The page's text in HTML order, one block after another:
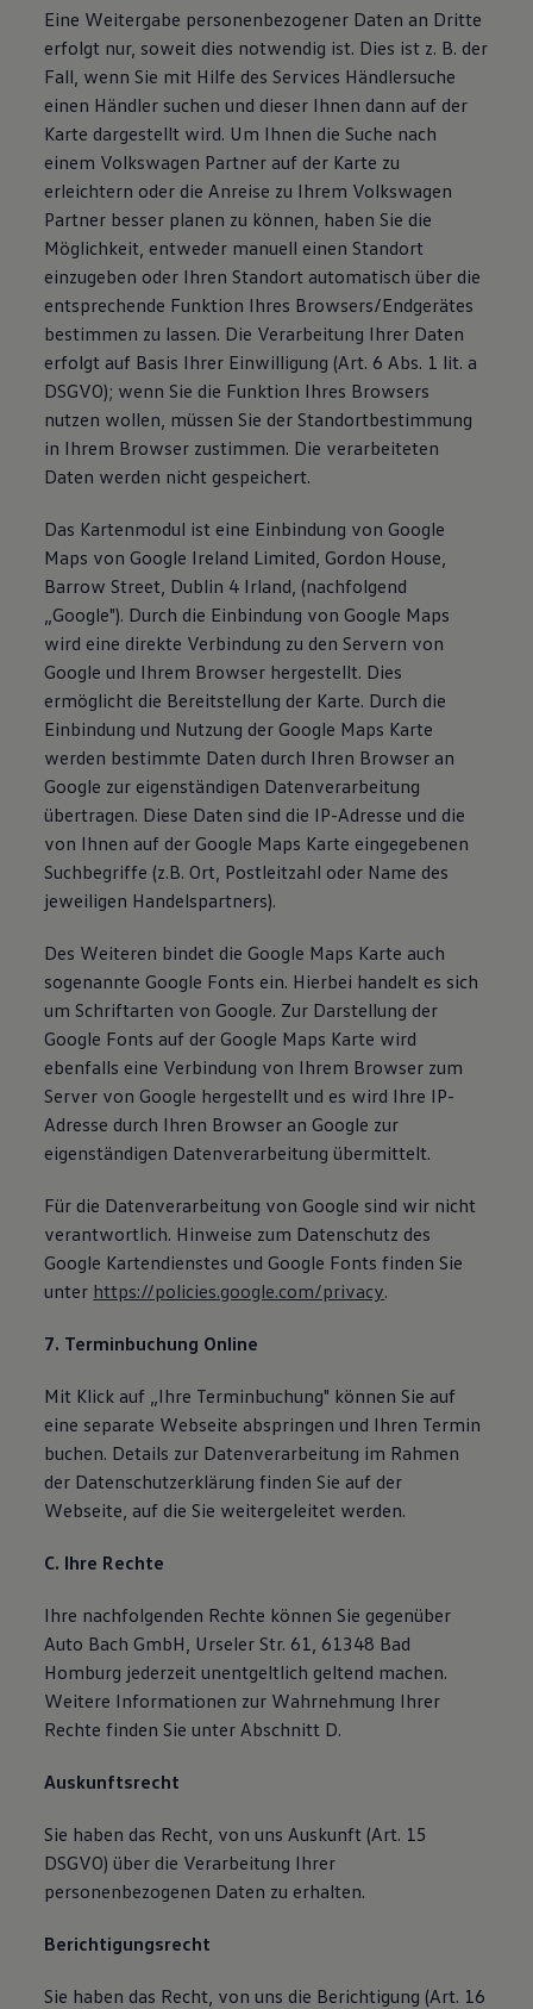
Eine Weitergabe personenbezogener Daten an Dritte
erfolgt nur, soweit dies notwendig ist. Dies ist z. B. der
Fall, wenn Sie mit Hilfe des Services Händlersuche
einen Händler suchen und dieser Ihnen dann auf der
Karte dargestellt wird. Um Ihnen die Suche nach
einem Volkswagen Partner auf der Karte zu
erleichtern oder die Anreise zu Ihrem Volkswagen
Partner besser planen zu können, haben Sie die
Möglichkeit, entweder manuell einen Standort
einzugeben oder Ihren Standort automatisch über die
entsprechende Funktion Ihres Browsers/Endgerätes
bestimmen zu lassen. Die Verarbeitung Ihrer Daten
erfolgt auf Basis Ihrer Einwilligung (Art. 6 Abs. 1 lit. a
DSGVO); wenn Sie die Funktion Ihres Browsers
nutzen wollen, müssen Sie der Standortbestimmung
in Ihrem Browser zustimmen. Die verarbeiteten
Daten werden nicht gespeichert.
Das Kartenmodul ist eine Einbindung von Google
Maps von Google Ireland Limited, Gordon House,
Barrow Street, Dublin 4 Irland, (nachfolgend
„Google"). Durch die Einbindung von Google Maps
wird eine direkte Verbindung zu den Servern von
Google und Ihrem Browser hergestellt. Dies
ermöglicht die Bereitstellung der Karte. Durch die
Einbindung und Nutzung der Google Maps Karte
werden bestimmte Daten durch Ihren Browser an
Google zur eigenständigen Datenverarbeitung
übertragen. Diese Daten sind die IP-Adresse und die
von Ihnen auf der Google Maps Karte eingegebenen
Suchbegriffe (z.B. Ort, Postleitzahl oder Name des
jeweiligen Handelspartners).
Des Weiteren bindet die Google Maps Karte auch
sogenannte Google Fonts ein. Hierbei handelt es sich
um Schriftarten von Google. Zur Darstellung der
Google Fonts auf der Google Maps Karte wird
ebenfalls eine Verbindung von Ihrem Browser zum
Server von Google hergestellt und es wird Ihre IP-
Adresse durch Ihren Browser an Google zur
eigenständigen Datenverarbeitung übermittelt.
Für die Datenverarbeitung von Google sind wir nicht
verantwortlich. Hinweise zum Datenschutz des
Google Kartendienstes und Google Fonts finden Sie
unter https://policies.google.com/privacy.
7. Terminbuchung Online
Mit Klick auf „Ihre Terminbuchung" können Sie auf
eine separate Webseite abspringen und Ihren Termin
buchen. Details zur Datenverarbeitung im Rahmen
der Datenschutzerklärung finden Sie auf der
Webseite, auf die Sie weitergeleitet werden.
C. Ihre Rechte
Ihre nachfolgenden Rechte können Sie gegenüber
Auto Bach GmbH, Urseler Str. 61, 61348 Bad
Homburg jederzeit unentgeltlich geltend machen.
Weitere Informationen zur Wahrnehmung Ihrer
Rechte finden Sie unter Abschnitt D.
Auskunftsrecht
Sie haben das Recht, von uns Auskunft (Art. 15
DSGVO) über die Verarbeitung Ihrer
personenbezogenen Daten zu erhalten.
Berichtigungsrecht
Sie haben das Recht, von uns die Berichtigung (Art. 16